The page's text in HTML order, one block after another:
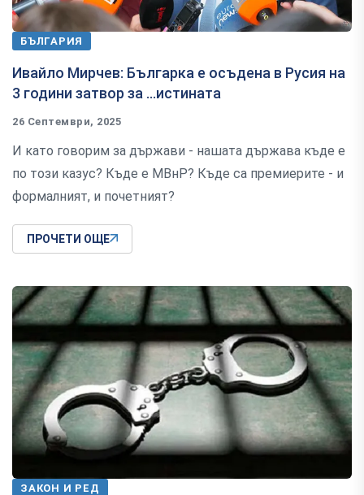
БЪЛГАРИЯ
Ивайло Мирчев: Българка е осъдена в Русия на
3 години затвор за ...истината
26 Септември, 2025
И като говорим за държави - нашата държава къде е
по този казус? Къде е МВнР? Къде са премиерите - и
формалният, и почетният?
ПРОЧЕТИ ОЩЕ
ЗАКОН И РЕД